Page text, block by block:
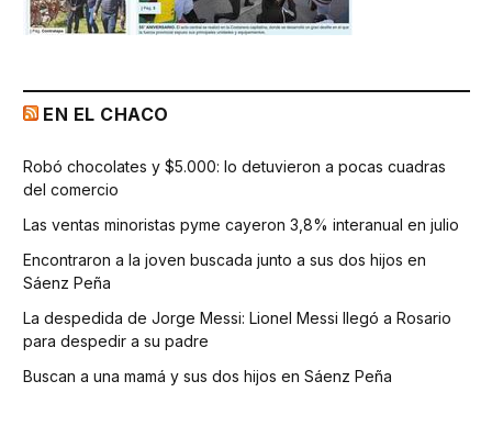
EN EL CHACO
Robó chocolates y $5.000: lo detuvieron a pocas cuadras
del comercio
Las ventas minoristas pyme cayeron 3,8% interanual en julio
Encontraron a la joven buscada junto a sus dos hijos en
Sáenz Peña
La despedida de Jorge Messi: Lionel Messi llegó a Rosario
para despedir a su padre
Buscan a una mamá y sus dos hijos en Sáenz Peña